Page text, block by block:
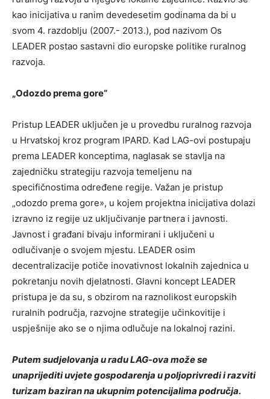
kao inicijativa u ranim devedesetim godinama da bi u
svom 4. razdoblju (2007.- 2013.), pod nazivom Os
LEADER postao sastavni dio europske politike ruralnog
razvoja.
„Odozdo prema gore“
Pristup LEADER uključen je u provedbu ruralnog razvoja
u Hrvatskoj kroz program IPARD. Kad LAG-ovi postupaju
prema LEADER konceptima, naglasak se stavlja na
zajedničku strategiju razvoja temeljenu na
specifičnostima određene regije. Važan je pristup
„odozdo prema gore», u kojem projektna inicijativa dolazi
izravno iz regije uz uključivanje partnera i javnosti.
Javnost i građani bivaju informirani i uključeni u
odlučivanje o svojem mjestu. LEADER osim
decentralizacije potiče inovativnost lokalnih zajednica u
pokretanju novih djelatnosti. Glavni koncept LEADER
pristupa je da su, s obzirom na raznolikost europskih
ruralnih područja, razvojne strategije učinkovitije i
uspješnije ako se o njima odlučuje na lokalnoj razini.
Putem sudjelovanja u radu LAG-ova može se
unaprijediti uvjete gospodarenja u poljoprivredi i razviti
turizam baziran na ukupnim potencijalima područja.